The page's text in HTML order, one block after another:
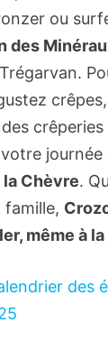
ou
des
des
la Chèvre.
famille,
même à
des